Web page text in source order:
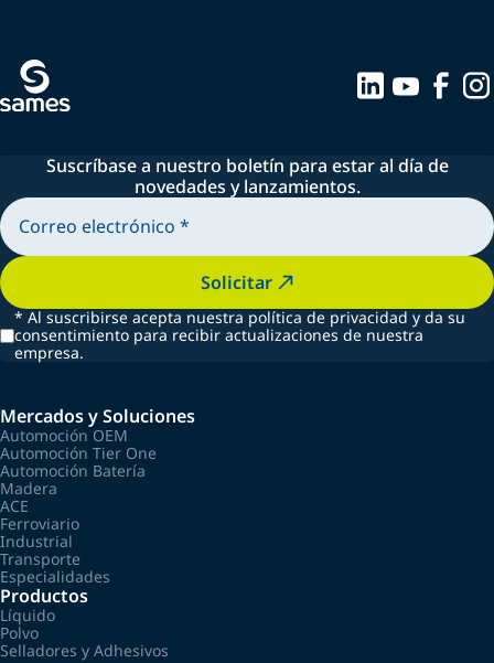
Suscríbase a nuestro boletín para estar al día de
novedades y lanzamientos.
Solicitar
* Al suscribirse acepta nuestra política de privacidad y da su
consentimiento para recibir actualizaciones de nuestra
empresa.
Mercados y Soluciones
Automoción OEM
Automoción Tier One
Automoción Batería
Madera
ACE
Ferroviario
Industrial
Transporte
Especialidades
Productos
Líquido
Polvo
Selladores y Adhesivos